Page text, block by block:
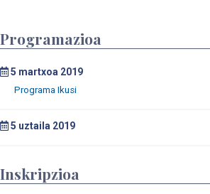
Programazioa
5 martxoa 2019
5 uztaila 2019
Inskripzioa